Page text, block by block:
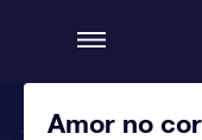
Amor no